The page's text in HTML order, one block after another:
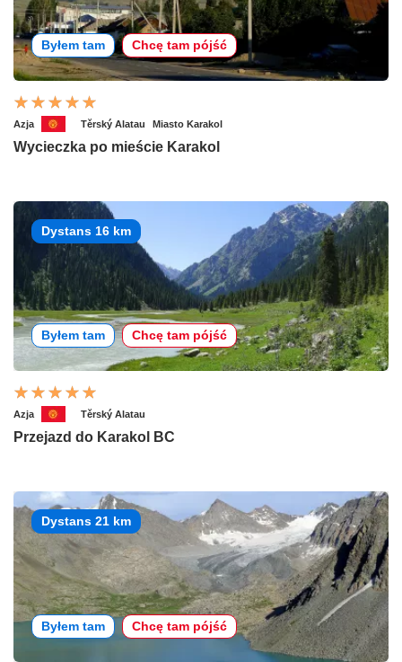
Byłem tam Chcę tam pójść
Azja Těrský Alatau Miasto Karakol
Wycieczka po mieście Karakol
Dystans 16 km
Byłem tam Chcę tam pójść
Azja Těrský Alatau
Przejazd do Karakol BC
Dystans 21 km
Byłem tam Chcę tam pójść